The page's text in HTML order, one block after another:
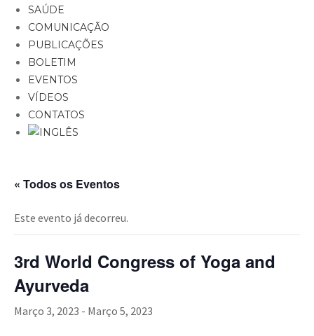
SAÚDE
COMUNICAÇÃO
PUBLICAÇÕES
BOLETIM
EVENTOS
VÍDEOS
CONTATOS
« Todos os Eventos
Este evento já decorreu.
3rd World Congress of Yoga and
Ayurveda
Março 3, 2023 - Março 5, 2023